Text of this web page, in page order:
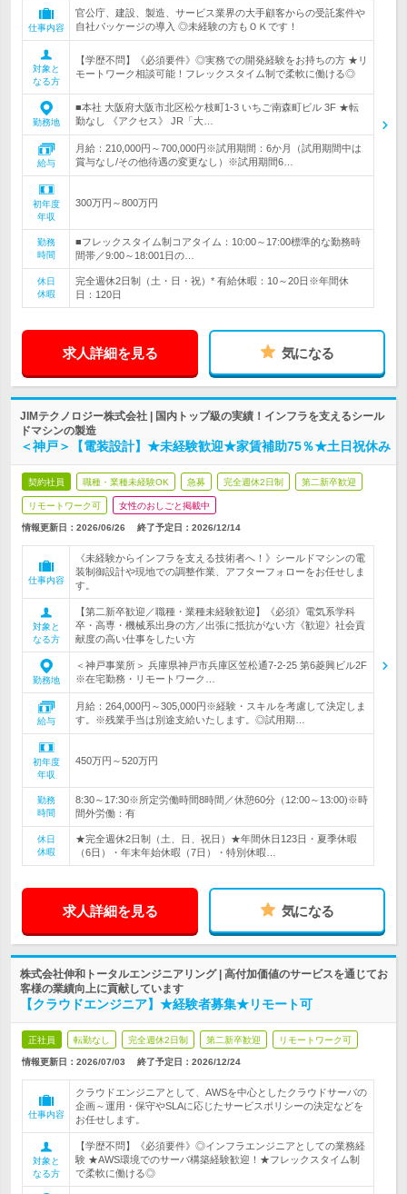
仕事内容
官公庁、建設、製造、サービス業界の大手顧客からの受託案件や
自社パッケージの導入 ◎未経験の方もＯＫです！
対象と
なる方
【学歴不問】《必須要件》◎実務での開発経験をお持ちの方 ★リ
モートワーク相談可能！フレックスタイム制で柔軟に働ける◎
勤務地
■本社 大阪府大阪市北区松ケ枝町1-3 いちご南森町ビル 3F ★転
勤なし 《アクセス》 JR「大…
給与
月給：210,000円～700,000円※試用期間：6か月（試用期間中は
賞与なし/その他待遇の変更なし）※試用期間6…
初年度
年収
300万円～800万円
勤務
時間
■フレックスタイム制コアタイム：10:00～17:00標準的な勤務時
間帯／9:00～18:001日の…
休日
休暇
完全週休2日制（土・日・祝）* 有給休暇：10～20日※年間休
日：120日
求人詳細を見る 気になる
JIMテクノロジー株式会社 | 国内トップ級の実績！インフラを支えるシール
ドマシンの製造
＜神戸＞【電装設計】★未経験歓迎★家賃補助75％★土日祝休み
契約社員 職種・業種未経験OK 急募 完全週休2日制 第二新卒歓迎
リモートワーク可 女性のおしごと掲載中
情報更新日：2026/06/26 終了予定日： 2026/12/14
仕事内容
《未経験からインフラを支える技術者へ！》シールドマシンの電
装制御設計や現地での調整作業、アフターフォローをお任せしま
す。
対象と
なる方
【第二新卒歓迎／職種・業種未経験歓迎】《必須》電気系学科
卒・高専・機械系出身の方／出張に抵抗がない方《歓迎》社会貢
献度の高い仕事をしたい方
勤務地
＜神戸事業所＞ 兵庫県神戸市兵庫区笠松通7-2-25 第6菱興ビル2F
※在宅勤務・リモートワーク…
給与
月給：264,000円～305,000円※経験・スキルを考慮して決定しま
す。※残業手当は別途支給いたします。◎試用期…
初年度
年収
450万円～520万円
勤務
時間
8:30～17:30※所定労働時間8時間／休憩60分（12:00～13:00)※時
間外労働：有
休日
休暇
★完全週休2日制（土、日、祝日）★年間休日123日・夏季休暇
（6日）・年末年始休暇（7日）・特別休暇…
求人詳細を見る 気になる
株式会社伸和トータルエンジニアリング | 高付加価値のサービスを通じてお
客様の業績向上に貢献しています
【クラウドエンジニア】★経験者募集★リモート可
正社員 転勤なし 完全週休2日制 第二新卒歓迎 リモートワーク可
情報更新日：2026/07/03 終了予定日： 2026/12/24
仕事内容
クラウドエンジニアとして、AWSを中心としたクラウドサーバの
企画～運用・保守やSLAに応じたサービスポリシーの決定などを
お任せします。
対象と
なる方
【学歴不問】《必須要件》◎インフラエンジニアとしての業務経
験 ★AWS環境でのサーバ構築経験歓迎！★フレックスタイム制
で柔軟に働ける◎